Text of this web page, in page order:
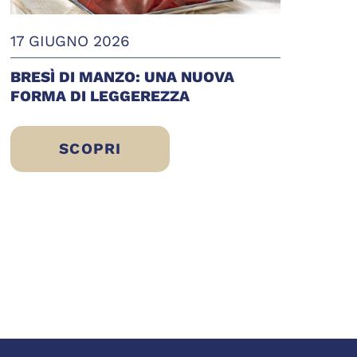
17 GIUGNO 2026
BRESÌ DI MANZO: UNA NUOVA
FORMA DI LEGGEREZZA
SCOPRI
BRESÌ DI MANZO: UNA NUOVA FORMA